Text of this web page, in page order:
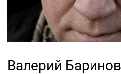
Валерий Баринов